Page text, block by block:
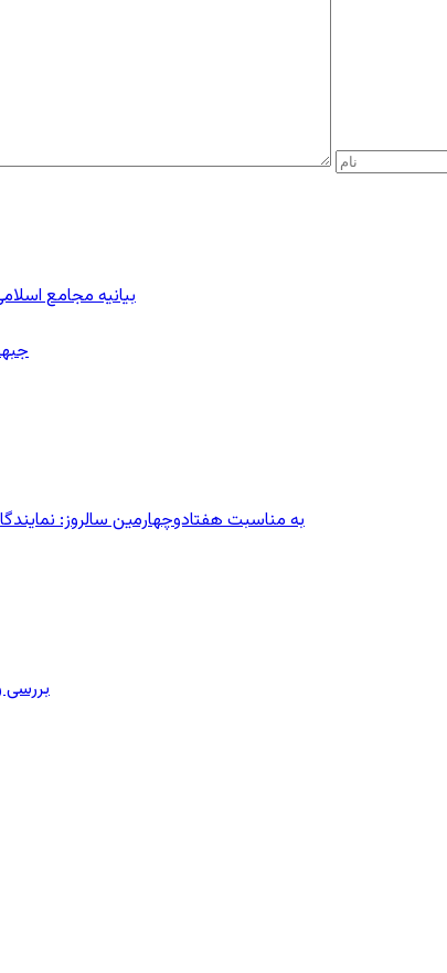
بیانیه مجامع
به مناسبت هفتادوچهارمین سالروز: نمایندگان مجلس زار
بررسی